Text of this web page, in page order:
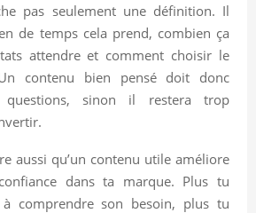
pas seulement une définition. Il
de temps cela prend, combien ça
attendre et comment choisir le
contenu bien pensé doit donc
sinon il restera trop
aussi qu’un contenu utile améliore
dans ta marque. Plus tu
comprendre son besoin, plus tu